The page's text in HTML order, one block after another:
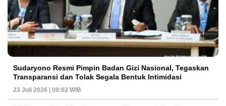
Sudaryono Resmi Pimpin Badan Gizi Nasional, Tegaskan
Transparansi dan Tolak Segala Bentuk Intimidasi
23 Juli 2026 | 09:02 WIB